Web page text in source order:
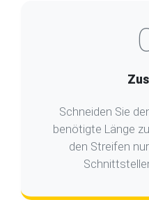
Schneiden Sie
benötigte Länge
den Streifen